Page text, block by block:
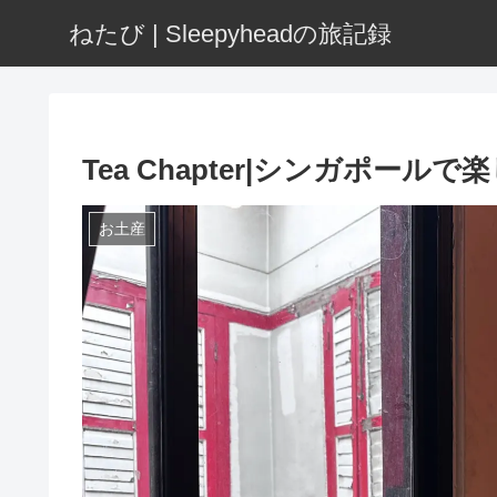
ねたび | Sleepyheadの旅記録
Tea Chapter|シンガポールで
お土産